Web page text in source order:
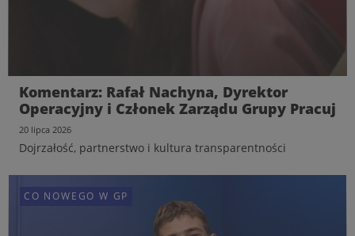
Komentarz: Rafał Nachyna, Dyrektor
Operacyjny i Członek Zarządu Grupy Pracuj
20 lipca 2026
Dojrzałość, partnerstwo i kultura transparentności
CO NOWEGO W GP
CO NOWEGO W GP